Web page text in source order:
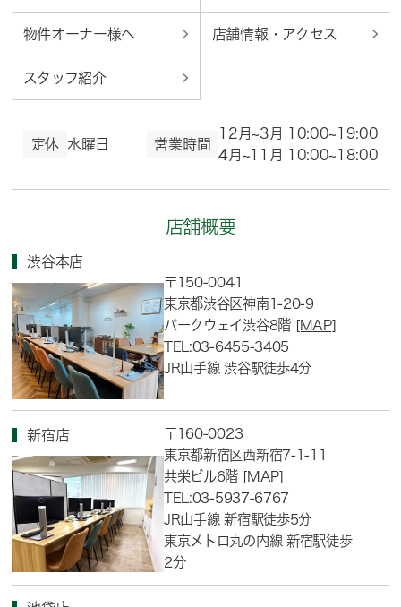
物件オーナー様へ 店舗情報・アクセス
スタッフ紹介
定休 水曜日 営業時間
12月~3月 10:00~19:00
4月~11月 10:00~18:00
店舗概要
渋谷本店
〒150-0041
東京都渋谷区神南1-20-9
パークウェイ渋谷8階 [MAP]
TEL:03-6455-3405
JR山手線 渋谷駅徒歩4分
新宿店
〒160-0023
東京都新宿区西新宿7-1-11
共栄ビル6階 [MAP]
TEL:03-5937-6767
JR山手線 新宿駅徒歩5分
東京メトロ丸の内線 新宿駅徒歩
2分